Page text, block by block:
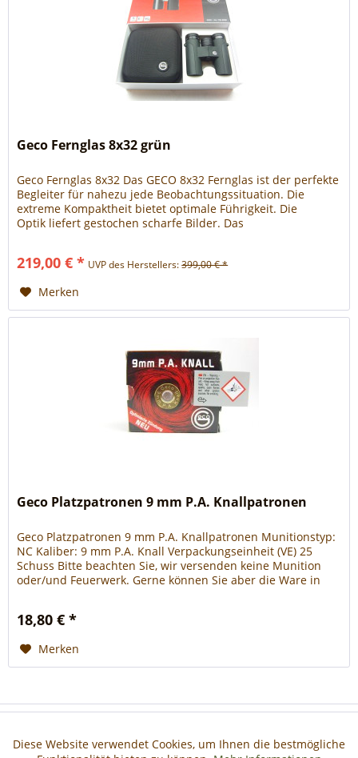
Geco Fernglas 8x32 grün
Geco Fernglas 8x32 Das GECO 8x32 Fernglas ist der perfekte
Begleiter für nahezu jede Beobachtungssituation. Die
extreme Kompaktheit bietet optimale Führigkeit. Die
Optik liefert gestochen scharfe Bilder. Das
219,00 € * UVP des Herstellers:399,00 € *
Merken
Geco Platzpatronen 9 mm P.A. Knallpatronen
Geco Platzpatronen 9 mm P.A. Knallpatronen Munitionstyp:
NC Kaliber: 9 mm P.A. Knall Verpackungseinheit (VE) 25
Schuss Bitte beachten Sie, wir versenden keine Munition
oder/und Feuerwerk. Gerne können Sie aber die Ware in
18,80 € *
Merken
Funktionale Aktiv
Diese Website verwendet Cookies, um Ihnen die bestmögliche